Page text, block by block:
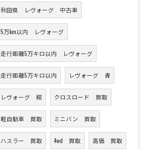
秋田県 レヴォーグ 中古車
5万km以内 レヴォーグ
走行距離5万キロ以内 レヴォーグ
走行距離5万キロ以内 レヴォーグ 青
レヴォーグ 紺 クロスロード 買取
軽自動車 買取 ミニバン 買取
ハスラー 買取 4wd 買取 高価 買取